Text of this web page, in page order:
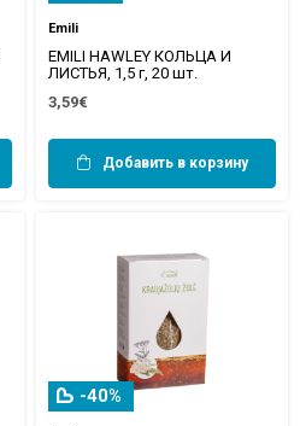
Emili
EMILI HAWLEY КОЛЬЦА И
ЛИСТЬЯ, 1,5 г, 20 шт.
3,59€
Добавить в корзину
-40%